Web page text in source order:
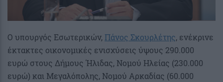
Ο υπουργός Εσωτερικών, Πάνος Σκουρλέτης, ενέκρινε
έκτακτες οικονομικές ενισχύσεις ύψους 290.000
ευρώ στους Δήμους Ήλιδας, Νομού Ηλείας (230.000
ευρώ) και Μεγαλόπολης, Νομού Αρκαδίας (60.000